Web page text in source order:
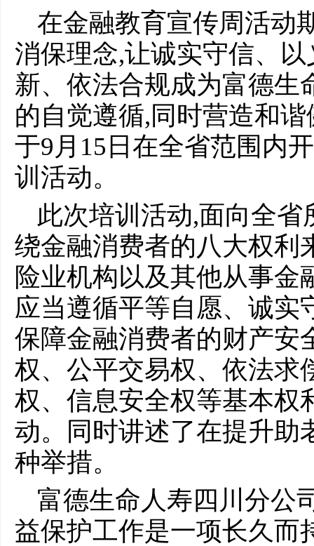
在金融教育宣传周活动
消保理念,让诚实守信、
新、依法合规成为富德生
的自觉遵循,同时营造和
于9月15日在全省范围内
训活动。
此次培训活动,面向全
绕金融消费者的八大权利
险业机构以及其他从事金
应当遵循平等自愿、诚实
保障金融消费者的财产安
权、公平交易权、依法求
权、信息安全权等基本权
动。同时讲述了在提升助
种举措。
富德生命人寿四川分公
益保护工作是一项长久而